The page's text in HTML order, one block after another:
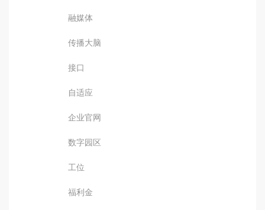
融媒体
传播大脑
接口
自适应
企业官网
数字园区
工位
福利金